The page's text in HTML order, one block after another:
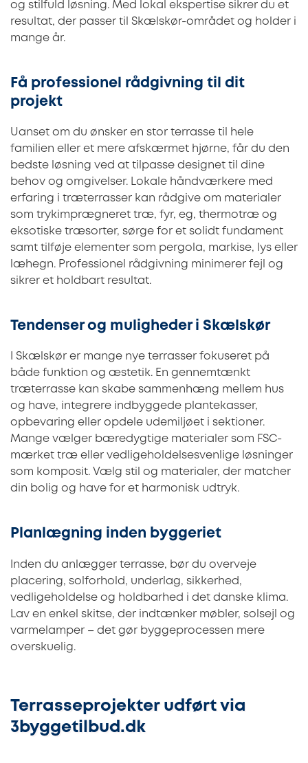
og stilfuld løsning. Med lokal ekspertise sikrer du et
resultat, der passer til Skælskør-området og holder i
mange år.
Få professionel rådgivning til dit
projekt
Uanset om du ønsker en stor terrasse til hele
familien eller et mere afskærmet hjørne, får du den
bedste løsning ved at tilpasse designet til dine
behov og omgivelser. Lokale håndværkere med
erfaring i træterrasser kan rådgive om materialer
som trykimprægneret træ, fyr, eg, thermotræ og
eksotiske træsorter, sørge for et solidt fundament
samt tilføje elementer som pergola, markise, lys eller
læhegn. Professionel rådgivning minimerer fejl og
sikrer et holdbart resultat.
Tendenser og muligheder i Skælskør
I Skælskør er mange nye terrasser fokuseret på
både funktion og æstetik. En gennemtænkt
træterrasse kan skabe sammenhæng mellem hus
og have, integrere indbyggede plantekasser,
opbevaring eller opdele udemiljøet i sektioner.
Mange vælger bæredygtige materialer som FSC-
mærket træ eller vedligeholdelsesvenlige løsninger
som komposit. Vælg stil og materialer, der matcher
din bolig og have for et harmonisk udtryk.
Planlægning inden byggeriet
Inden du anlægger terrasse, bør du overveje
placering, solforhold, underlag, sikkerhed,
vedligeholdelse og holdbarhed i det danske klima.
Lav en enkel skitse, der indtænker møbler, solsejl og
varmelamper – det gør byggeprocessen mere
overskuelig.
Terrasseprojekter udført via
3byggetilbud.dk